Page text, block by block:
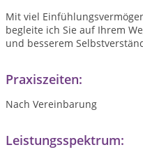
Mit viel
begleite ich Sie auf Ihrem
und besserem
Praxiszeiten:
Nach Vereinbarung
Leistungsspektrum: